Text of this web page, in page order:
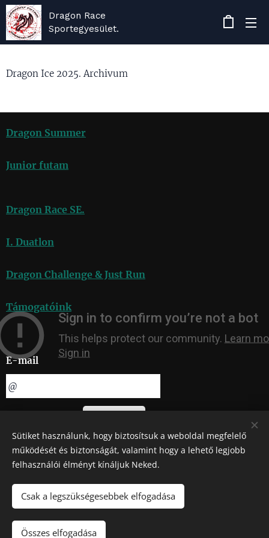
Dragon Race
Sportegyesület.
Dragon Ice 2025. Archivum
Dragon Summer
Junior futam
Dragon Race SE.
I. Duatlon
Dragon Challenge & Just Run
Támogatóink
E-mail
Adatvédelmi szabályzat
ÁFSZ
Sütiket használunk, hogy biztosítsuk a weboldal megfelelő
működését és biztonságát, valamint hogy a lehető legjobb
felhasználói élményt kínáljuk Neked.
Csak a legszükségesebbek elfogadása
Összes elfogadása